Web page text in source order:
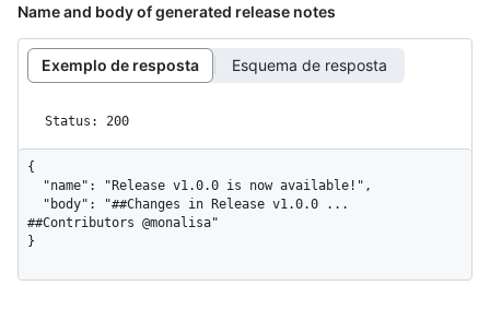
Name and body of generated release notes
Exemplo de resposta Esquema de resposta
Status: 200
{
##Contributors @monalisa"
}